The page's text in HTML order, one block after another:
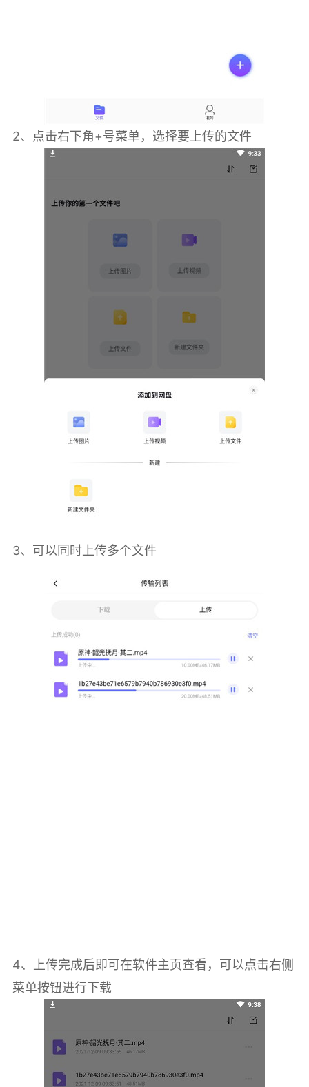
2、点击右下角+号菜单，选择要上传的文件
3、可以同时上传多个文件
4、上传完成后即可在软件主页查看，可以点击右侧
菜单按钮进行下载